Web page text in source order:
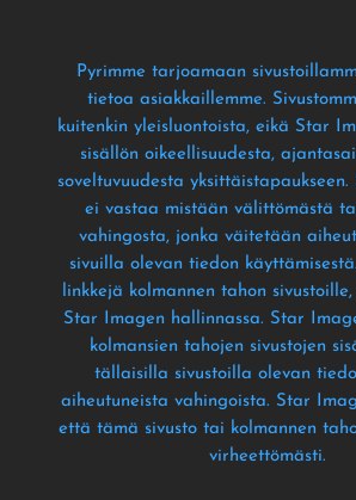
Pyrimme tarjoamaan
tietoa asiakkaillemme.
kuitenkin yleisluontoista, eikä Star
sisällön oikeellisuudesta,
soveltuvuudesta yksittäistapaukseen.
ei vastaa mistään välittömästä
vahingosta, jonka väitetään
sivuilla olevan tiedon käyttämisestä
linkkejä kolmannen tahon sivustoille
Star Imagen hallinnassa. Star
kolmansien tahojen sivustojen
tällaisilla sivustoilla olevan
aiheutuneista vahingoista. Star
että tämä sivusto tai kolmannen
virheettömästi.